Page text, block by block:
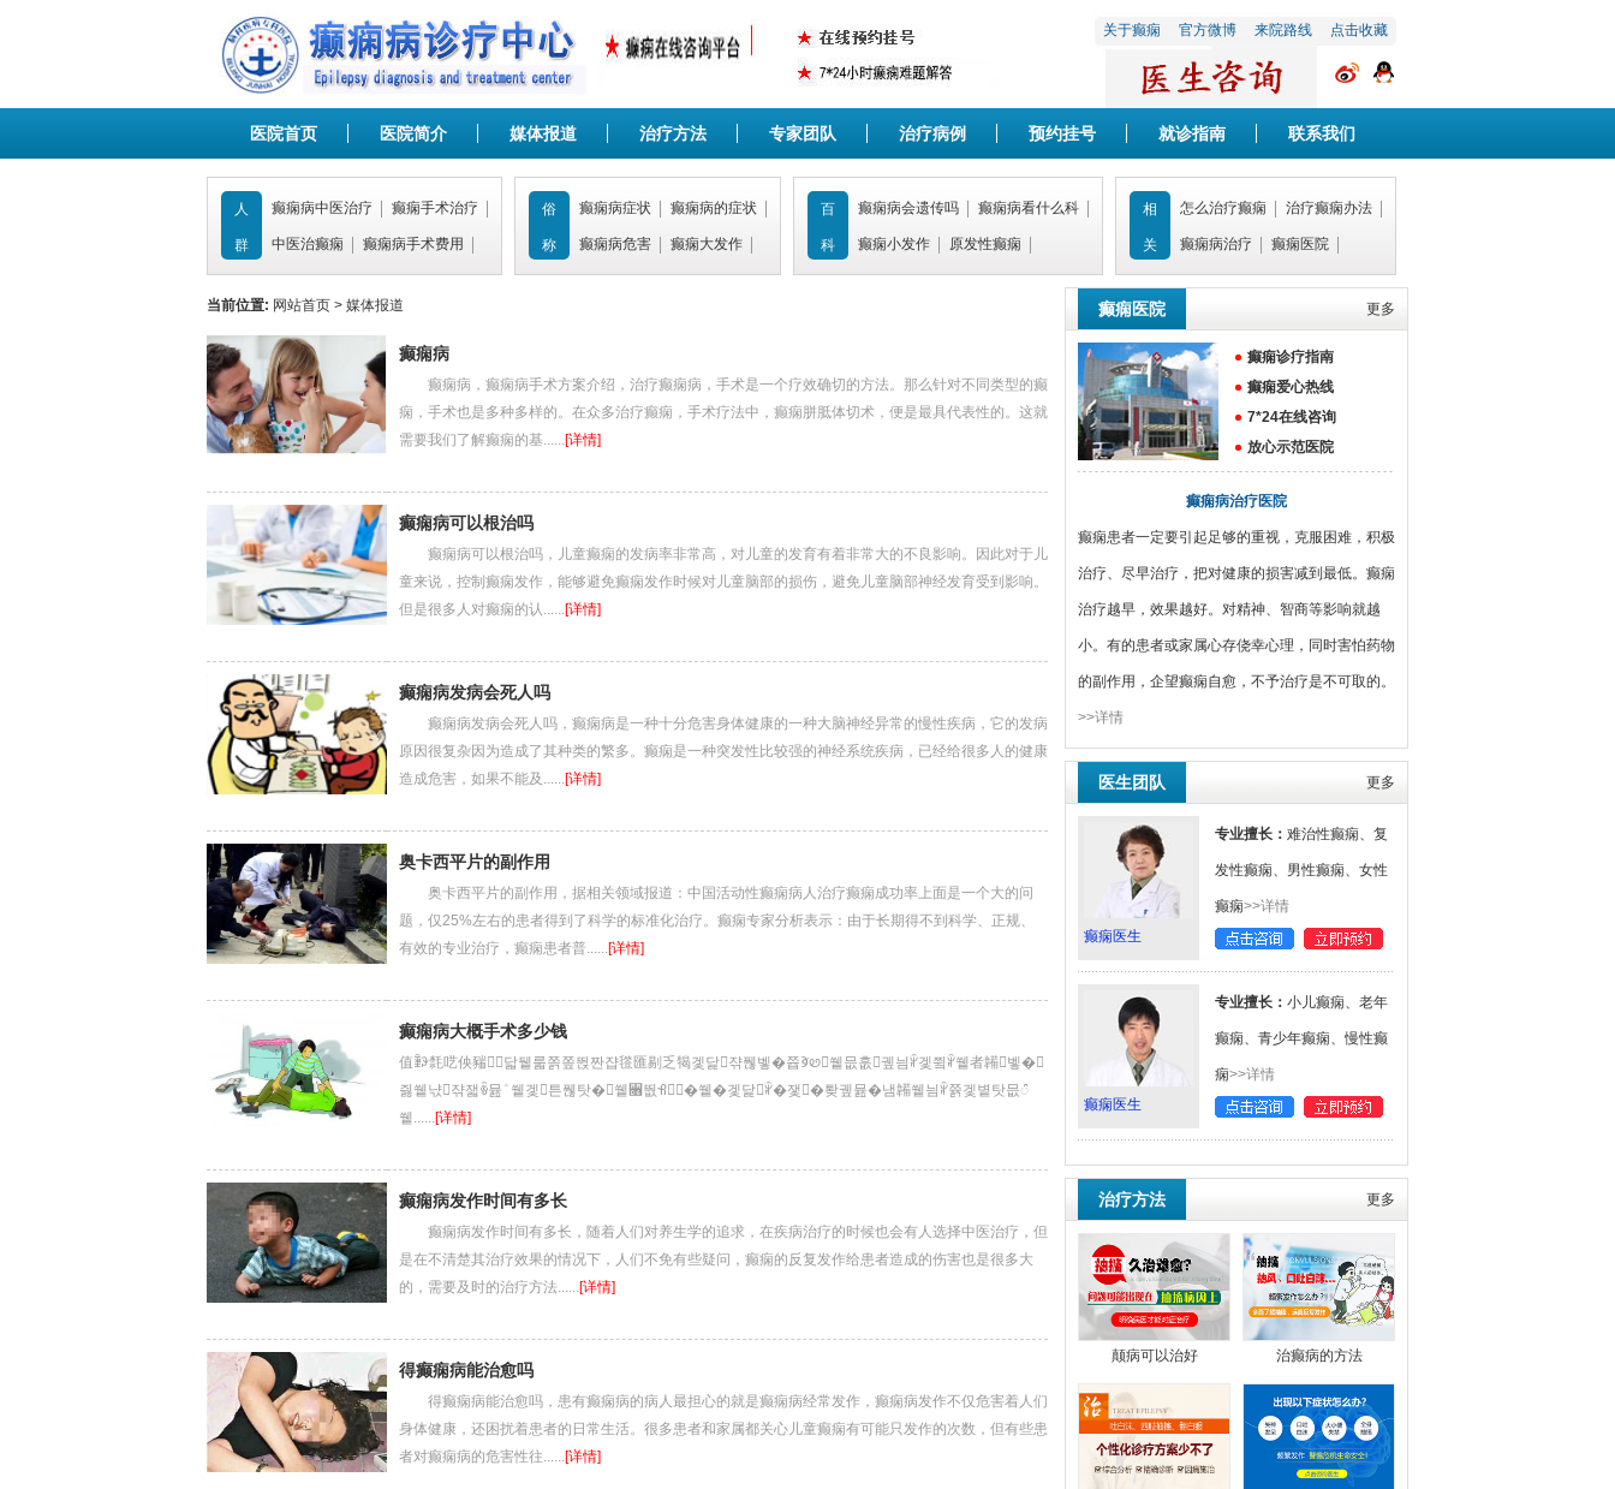
关于癫痫 官方微博 来院路线 点击收藏
医院首页 医院简介 媒体报道 治疗方法 专家团队 治疗病例 预约挂号 就诊指南 联系我们
人
群
癫痫病中医治疗 癫痫手术治疗
中医治癫痫 癫痫病手术费用
俗
称
癫痫病症状 癫痫病的症状
癫痫病危害 癫痫大发作
百
科
癫痫病会遗传吗 癫痫病看什么科
癫痫小发作 原发性癫痫
相
关
怎么治疗癫痫 治疗癫痫办法
癫痫病治疗 癫痫医院
当前位置: 网站首页 > 媒体报道
癫痫病
癫痫病，癫痫病手术方案介绍，治疗癫痫病，手术是一个疗效确切的方法。那么针对不同类型的癫
痫，手术也是多种多样的。在众多治疗癫痫，手术疗法中，癫痫胼胝体切术，便是最具代表性的。这就
需要我们了解癫痫的基......[详情]
癫痫病可以根治吗
癫痫病可以根治吗，儿童癫痫的发病率非常高，对儿童的发育有着非常大的不良影响。因此对于儿
童来说，控制癫痫发作，能够避免癫痫发作时候对儿童脑部的损伤，避免儿童脑部神经发育受到影响。
但是很多人对癫痫的认......[详情]
癫痫病发病会死人吗
癫痫病发病会死人吗，癫痫病是一种十分危害身体健康的一种大脑神经异常的慢性疾病，它的发病
原因很复杂因为造成了其种类的繁多。癫痫是一种突发性比较强的神经系统疾病，已经给很多人的健康
造成危害，如果不能及......[详情]
奥卡西平片的副作用
奥卡西平片的副作用，据相关领域报道：中国活动性癫痫病人治疗癫痫成功率上面是一个大的问
题，仅25%左右的患者得到了科学的标准化治疗。癫痫专家分析表示：由于长期得不到科学、正规、
有效的专业治疗，癫痫患者普......[详情]
癫痫病大概手术多少钱
值ꄾꆡ㲡呓佒䝎닯뒡룳쫅쫖뛵짠쟙㲮匯剔乏㹇겣닱쟊풶벻�쯉ꚺꮼ쒵믒훖궾늼ꆲ겣쮴ꆲ쒵者韛벻�
즳쒵냓쟊잷ꎳ뮲﯀쒵겣튼풶탓�쒵꫖뛊ꛓ﷒�쒵�겣닱ꆲ�쟃�퇒궾뮲�냄韛쒵늼ꆲ쯁겣볕탓믒ꢶ
쒵......[详情]
癫痫病发作时间有多长
癫痫病发作时间有多长，随着人们对养生学的追求，在疾病治疗的时候也会有人选择中医治疗，但
是在不清楚其治疗效果的情况下，人们不免有些疑问，癫痫的反复发作给患者造成的伤害也是很多大
的，需要及时的治疗方法......[详情]
得癫痫病能治愈吗
得癫痫病能治愈吗，患有癫痫病的病人最担心的就是癫痫病经常发作，癫痫病发作不仅危害着人们
身体健康，还困扰着患者的日常生活。很多患者和家属都关心儿童癫痫有可能只发作的次数，但有些患
者对癫痫病的危害性往......[详情]
癫痫医院 更多
癫痫诊疗指南
癫痫爱心热线
7*24在线咨询
放心示范医院
癫痫病治疗医院
癫痫患者一定要引起足够的重视，克服困难，积极
治疗、尽早治疗，把对健康的损害减到最低。癫痫
治疗越早，效果越好。对精神、智商等影响就越
小。有的患者或家属心存侥幸心理，同时害怕药物
的副作用，企望癫痫自愈，不予治疗是不可取的。
>>详情
医生团队 更多
癫痫医生
专业擅长： 难治性癫痫、复
发性癫痫、男性癫痫、女性
癫痫>>详情
癫痫医生
专业擅长： 小儿癫痫、老年
癫痫、青少年癫痫、慢性癫
痫>>详情
治疗方法 更多
颠病可以治好 治癫病的方法